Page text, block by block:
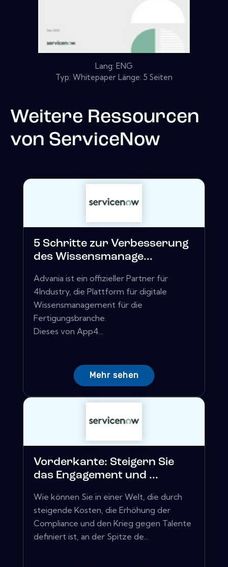
Lang: ENG
Typ: Whitepaper Länge: 5 Seiten
Weitere Ressourcen
von ServiceNow
5 Schritte zur Verbesserung
des Wissensmanage...
Advania ist ein offizieller Partner für
4Industry, die Plattform für digitale
Wissensmanagement für die
Fertigungsbranche.
Dieses von App4...
Mehr sehen
Vorderkante: Steigern Sie
das Engagement und ...
Wie können Sie in einer Welt, die durch
steigende Kosten, die Erhöhung der
Compliance und den Krieg gegen Talente
definiert ist, an der Spitze de...